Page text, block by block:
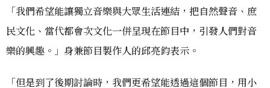
「我們希望能讓獨立音樂與大眾生活連結，把自然聲音、庶
民文化、當代都會次文化一併呈現在節目中，引發人們對音
樂的興趣。」身兼節目製作人的邱亮鈞表示。
「但是到了後期討論時，我們更希望能透過這個節目，用小